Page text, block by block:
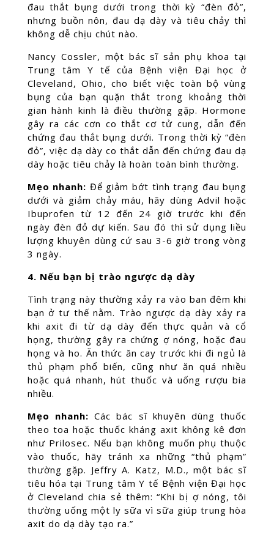
đau thắt bụng dưới trong thời kỳ “đèn đỏ”,
nhưng buồn nôn, đau dạ dày và tiêu chảy thì
không dễ chịu chút nào.
Nancy Cossler, một bác sĩ sản phụ khoa tại
Trung tâm Y tế của Bệnh viện Đại học ở
Cleveland, Ohio, cho biết việc toàn bộ vùng
bụng của bạn quặn thắt trong khoảng thời
gian hành kinh là điều thường gặp. Hormone
gây ra các cơn co thắt cơ tử cung, dẫn đến
chứng đau thắt bụng dưới. Trong thời kỳ “đèn
đỏ”, việc dạ dày co thắt dẫn đến chứng đau dạ
dày hoặc tiêu chảy là hoàn toàn bình thường.
Mẹo nhanh: Để giảm bớt tình trạng đau bụng
dưới và giảm chảy máu, hãy dùng Advil hoặc
Ibuprofen từ 12 đến 24 giờ trước khi đến
ngày đèn đỏ dự kiến. Sau đó thì sử dụng liều
lượng khuyên dùng cứ sau 3-6 giờ trong vòng
3 ngày.
4. Nếu bạn bị trào ngược dạ dày
Tình trạng này thường xảy ra vào ban đêm khi
bạn ở tư thế nằm. Trào ngược dạ dày xảy ra
khi axit đi từ dạ dày đến thực quản và cổ
họng, thường gây ra chứng ợ nóng, hoặc đau
họng và ho. Ăn thức ăn cay trước khi đi ngủ là
thủ phạm phổ biến, cũng như ăn quá nhiều
hoặc quá nhanh, hút thuốc và uống rượu bia
nhiều.
Mẹo nhanh: Các bác sĩ khuyên dùng thuốc
theo toa hoặc thuốc kháng axit không kê đơn
như Prilosec. Nếu bạn không muốn phụ thuộc
vào thuốc, hãy tránh xa những “thủ phạm”
thường gặp. Jeffry A. Katz, M.D., một bác sĩ
tiêu hóa tại Trung tâm Y tế Bệnh viện Đại học
ở Cleveland chia sẻ thêm: “Khi bị ợ nóng, tôi
thường uống một ly sữa vì sữa giúp trung hòa
axit do dạ dày tạo ra.”